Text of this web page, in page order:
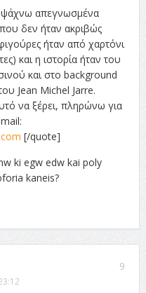
ψάχνω απεγνωσμένα
δεν ήταν ακριβώς
ήταν από χαρτόνι
και η ιστορία ήταν του
και στο background
Jean Michel Jarre.
να ξέρει, πληρώνω για
[/quote]
ki egw edw kai poly
kaneis?
9